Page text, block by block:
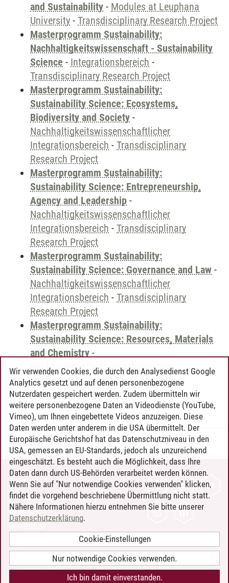
and Sustainability - Modules at Leuphana
University - Transdisciplinary Research Project
Masterprogramm Sustainability:
Nachhaltigkeitswissenschaft - Sustainability
Science - Integrationsbereich -
Transdisciplinary Research Project
Masterprogramm Sustainability:
Sustainability Science: Ecosystems,
Biodiversity and Society -
Nachhaltigkeitswissenschaftlicher
Integrationsbereich - Transdisciplinary
Research Project
Masterprogramm Sustainability:
Sustainability Science: Entrepreneurship,
Agency and Leadership -
Nachhaltigkeitswissenschaftlicher
Integrationsbereich - Transdisciplinary
Research Project
Masterprogramm Sustainability:
Sustainability Science: Governance and Law -
Nachhaltigkeitswissenschaftlicher
Integrationsbereich - Transdisciplinary
Research Project
Masterprogramm Sustainability:
Sustainability Science: Resources, Materials
and Chemistry -
Nachhaltigkeitswissenschaftlicher
Integrationsbereich-Transdisciplinary
Research Project
Timo Leder/30.06.2024
KONTAKT
LEUPHANA ALS ARBEITGEBER
INTRANET
BARRIEREFREIHEIT
COOKIE-EINSTELLUNGEN
Wir verwenden Cookies, die durch den Analysedienst Google
Analytics gesetzt und auf denen personenbezogene
Nutzerdaten gespeichert werden. Zudem übermitteln wir
weitere personenbezogene Daten an Videodienste (YouTube,
Vimeo), um Ihnen eingebettete Videos anzuzeigen. Diese
Daten werden unter anderem in die USA übermittelt. Der
Europäische Gerichtshof hat das Datenschutzniveau in den
USA, gemessen an EU-Standards, jedoch als unzureichend
eingeschätzt. Es besteht auch die Möglichkeit, dass Ihre
Daten dann durch US-Behörden verarbeitet werden können.
Wenn Sie auf "Nur notwendige Cookies verwenden" klicken,
findet die vorgehend beschriebene Übermittlung nicht statt.
Nähere Informationen hierzu entnehmen Sie bitte unserer
Datenschutzerklärung.
Cookie-Einstellungen
Nur notwendige Cookies verwenden.
Ich bin damit einverstanden.